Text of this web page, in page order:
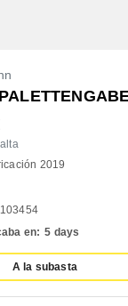
VORS. PALETTENGABEL 1200MM